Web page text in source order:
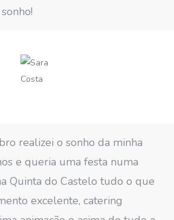
realizei o sonho da minha
e queria uma festa numa
Quinta do Castelo tudo o que
excelente, catering